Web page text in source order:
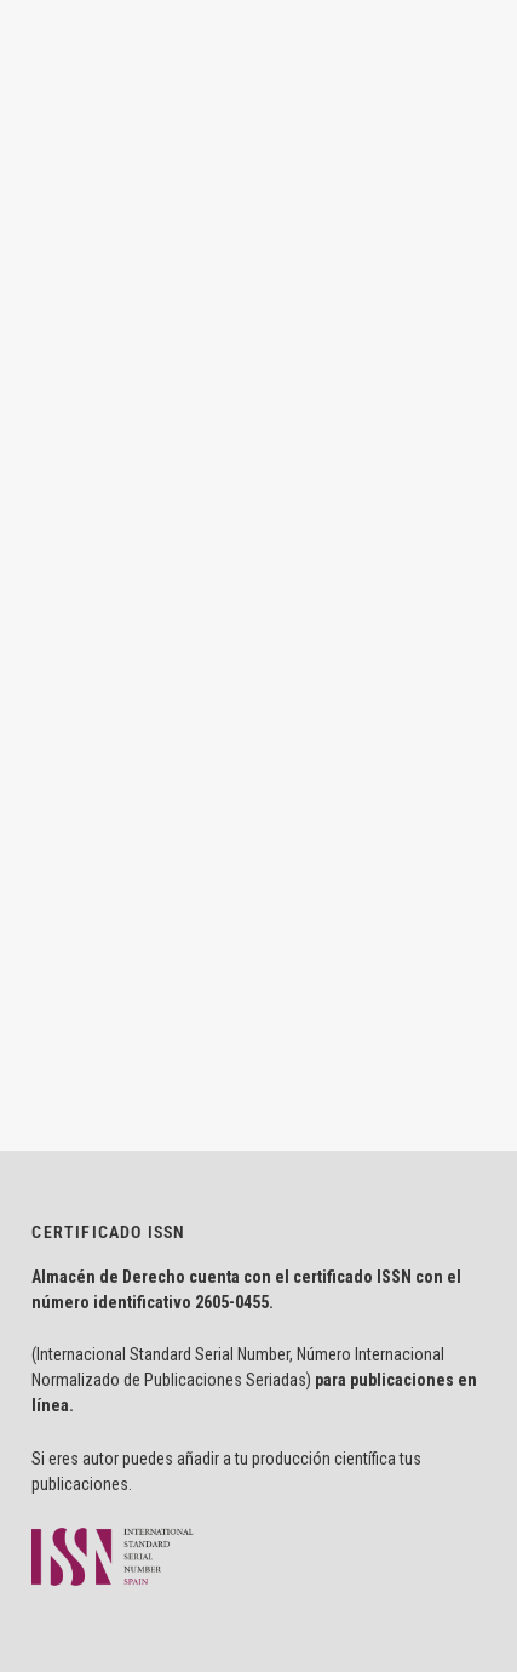
CERTIFICADO ISSN
Almacén de Derecho cuenta con el certificado ISSN con el
número identificativo 2605-0455.
(Internacional Standard Serial Number, Número Internacional
Normalizado de Publicaciones Seriadas) para publicaciones en
línea.
Si eres autor puedes añadir a tu producción científica tus
publicaciones.